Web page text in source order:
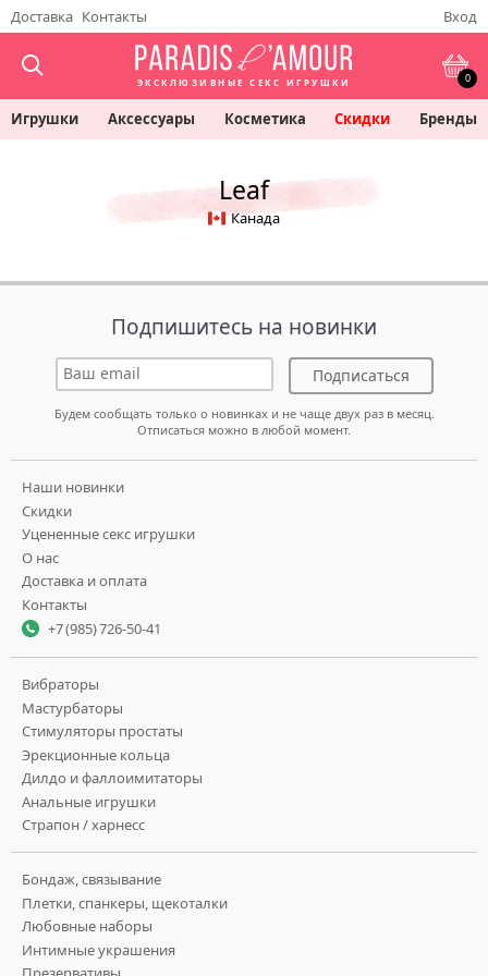
Доставка Контакты Вход
ЭКСКЛЮЗИВНЫЕ СЕКС ИГРУШКИ 0
Игрушки Аксессуары Косметика Скидки Бренды
Leaf
Канада
Подпишитесь на новинки
Подписаться
Будем сообщать только о новинках и не чаще двух раз в месяц.
Отписаться можно в любой момент.
Наши новинки
Скидки
Уцененные секс игрушки
О нас
Доставка и оплата
Контакты
+7 (985) 726-50-41
Вибраторы
Мастурбаторы
Стимуляторы простаты
Эрекционные кольца
Дилдо и фаллоимитаторы
Анальные игрушки
Страпон / харнесс
Бондаж, связывание
Плетки, спанкеры, щекоталки
Любовные наборы
Интимные украшения